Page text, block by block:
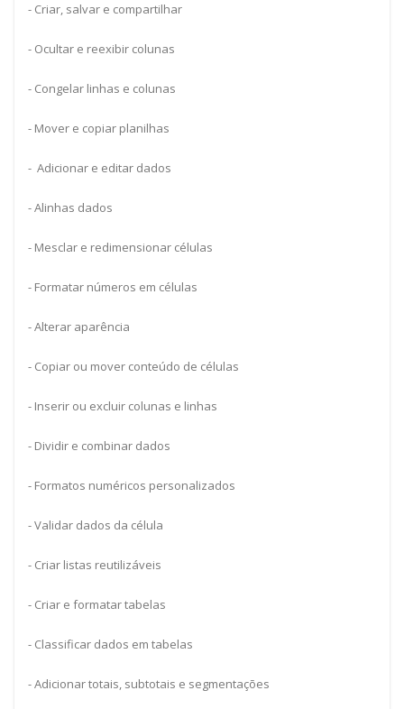
- Criar, salvar e compartilhar
- Ocultar e reexibir colunas
- Congelar linhas e colunas
- Mover e copiar planilhas
- Adicionar e editar dados
- Alinhas dados
- Mesclar e redimensionar células
- Formatar números em células
- Alterar aparência
- Copiar ou mover conteúdo de células
- Inserir ou excluir colunas e linhas
- Dividir e combinar dados
- Formatos numéricos personalizados
- Validar dados da célula
- Criar listas reutilizáveis
- Criar e formatar tabelas
- Classificar dados em tabelas
- Adicionar totais, subtotais e segmentações